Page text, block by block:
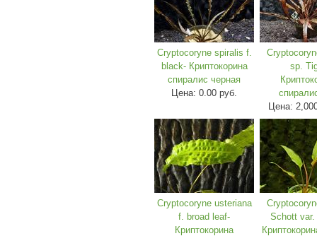
Cryptocoryne spiralis f.
black- Криптокорина
спиралис черная
Цена:0.00 руб.
sp.
Цена:
Cryptocoryne usteriana
f. broad leaf-
Криптокорина
Schott var.